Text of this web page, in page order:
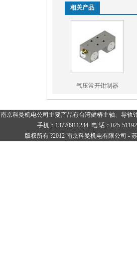
相关产品
气压常开钳制器
南京科曼机电公司主要产品有台湾健椿主轴、导轨
手机：13770911234 电 话：025-
版权所有 ?2012 南京科曼机电有限公司 -